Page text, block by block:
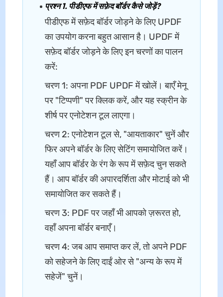
प्रश्न 1. पीडीएफ में सफ़ेद बॉर्डर कैसे जोड़ें?
पीडीएफ में सफ़ेद बॉर्डर जोड़ने के लिए UPDF
का उपयोग करना बहुत आसान है। UPDF में
सफ़ेद बॉर्डर जोड़ने के लिए इन चरणों का पालन
करें:
चरण 1: अपना PDF UPDF में खोलें। बाएँ मेनू
पर "टिप्पणी" पर क्लिक करें, और यह स्क्रीन के
शीर्ष पर एनोटेशन टूल लाएगा।
चरण 2: एनोटेशन टूल से, "आयताकार" चुनें और
फिर अपने बॉर्डर के लिए सेटिंग समायोजित करें।
यहाँ आप बॉर्डर के रंग के रूप में सफ़ेद चुन सकते
हैं। आप बॉर्डर की अपारदर्शिता और मोटाई को भी
समायोजित कर सकते हैं।
चरण 3: PDF पर जहाँ भी आपको ज़रूरत हो,
वहाँ अपना बॉर्डर बनाएँ।
चरण 4: जब आप समाप्त कर लें, तो अपने PDF
को सहेजने के लिए दाईं ओर से "अन्य के रूप में
सहेजें" चुनें।